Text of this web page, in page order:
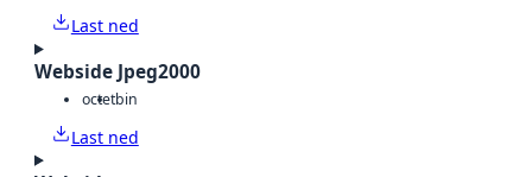
Last ned
Webside Jpeg2000
octetbin
Last ned